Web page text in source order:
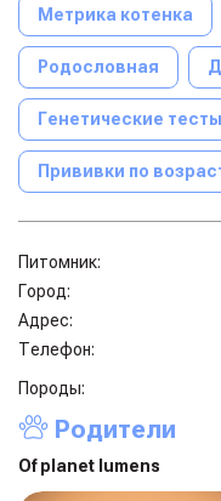
Метрика котенка
Родословная
Генетические
Прививки по
Питомник:
Город:
Адрес:
Телефон:
Породы:
Родители
Of planet lumens